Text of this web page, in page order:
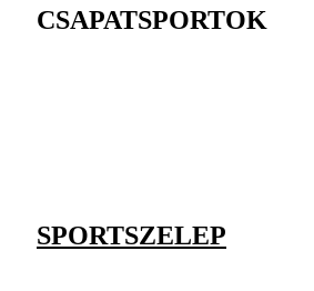
CSAPATSPORTOK
SPORTSZELEP